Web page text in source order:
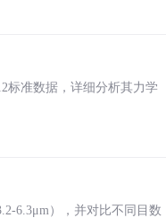
标准数据，详细分析其力学
6.3μm），并对比不同目数